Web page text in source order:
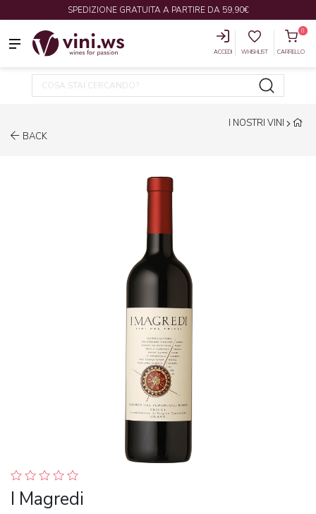
SPEDIZIONE GRATUITA A PARTIRE DA 59,90€
ACCEDI WHISHLIST
0
CARRELLO
BACK
I NOSTRI VINI
I Magredi